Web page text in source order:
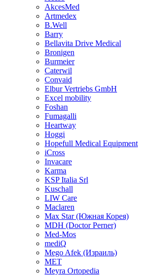
AkcesMed
Artmedex
B.Well
Barry
Bellavita Drive Medical
Bronigen
Burmeier
Caterwil
Convaid
Elbur Vertriebs GmbH
Excel mobility
Foshan
Fumagalli
Heartway
Hoggi
Hopefull Medical Equipment
iCross
Invacare
Karma
KSP Italia Srl
Kuschall
LIW Care
Maclaren
Max Star (Южная Корея)
MDH (Doctor Perner)
Med-Mos
mediQ
Mego Afek (Израиль)
MET
Meyra Ortopedia